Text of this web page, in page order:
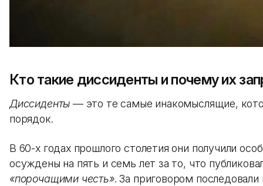
Кто такие диссиденты и почему их
Диссиденты — это те самые инакомыслящие,
порядок.
В 60-х годах прошлого столетия они получили
осуждены на пять и семь лет за то, что
«порочащими честь». За приговором